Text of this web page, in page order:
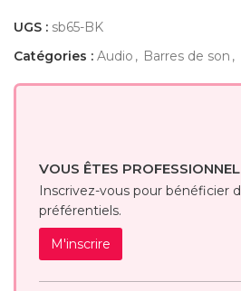
UGS : sb65-BK
Catégories : Audio , Barres de son ,
VOUS ÊTES
Inscrivez-vous pour bénéficier
préférentiels.
M'inscrire